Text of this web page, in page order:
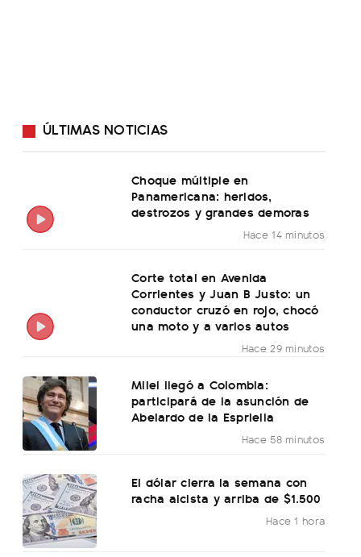
ÚLTIMAS NOTICIAS
Choque múltiple en
Panamericana: heridos,
destrozos y grandes demoras
Hace 14 minutos
Corte total en Avenida
Corrientes y Juan B Justo: un
conductor cruzó en rojo, chocó
una moto y a varios autos
Hace 29 minutos
Milei llegó a Colombia:
participará de la asunción de
Abelardo de la Espriella
Hace 58 minutos
El dólar cierra la semana con
racha alcista y arriba de $1.500
Hace 1 hora